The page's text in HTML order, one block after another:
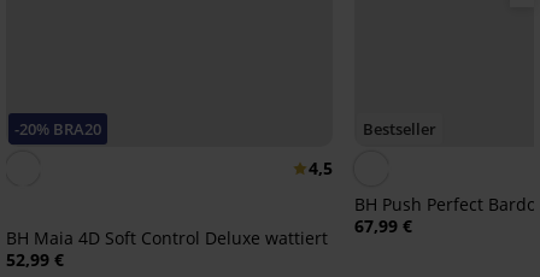
-20% BRA20
4,5
BH Maia 4D Soft Control Deluxe wattiert
52,99 €
Bestseller
BH Push Perfect
67,99 €